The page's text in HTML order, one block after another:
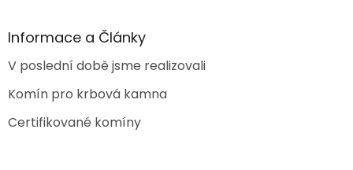
aInformace a Články
V poslední době jsme realizovali
Komín pro krbová kamna
Certifikované komíny